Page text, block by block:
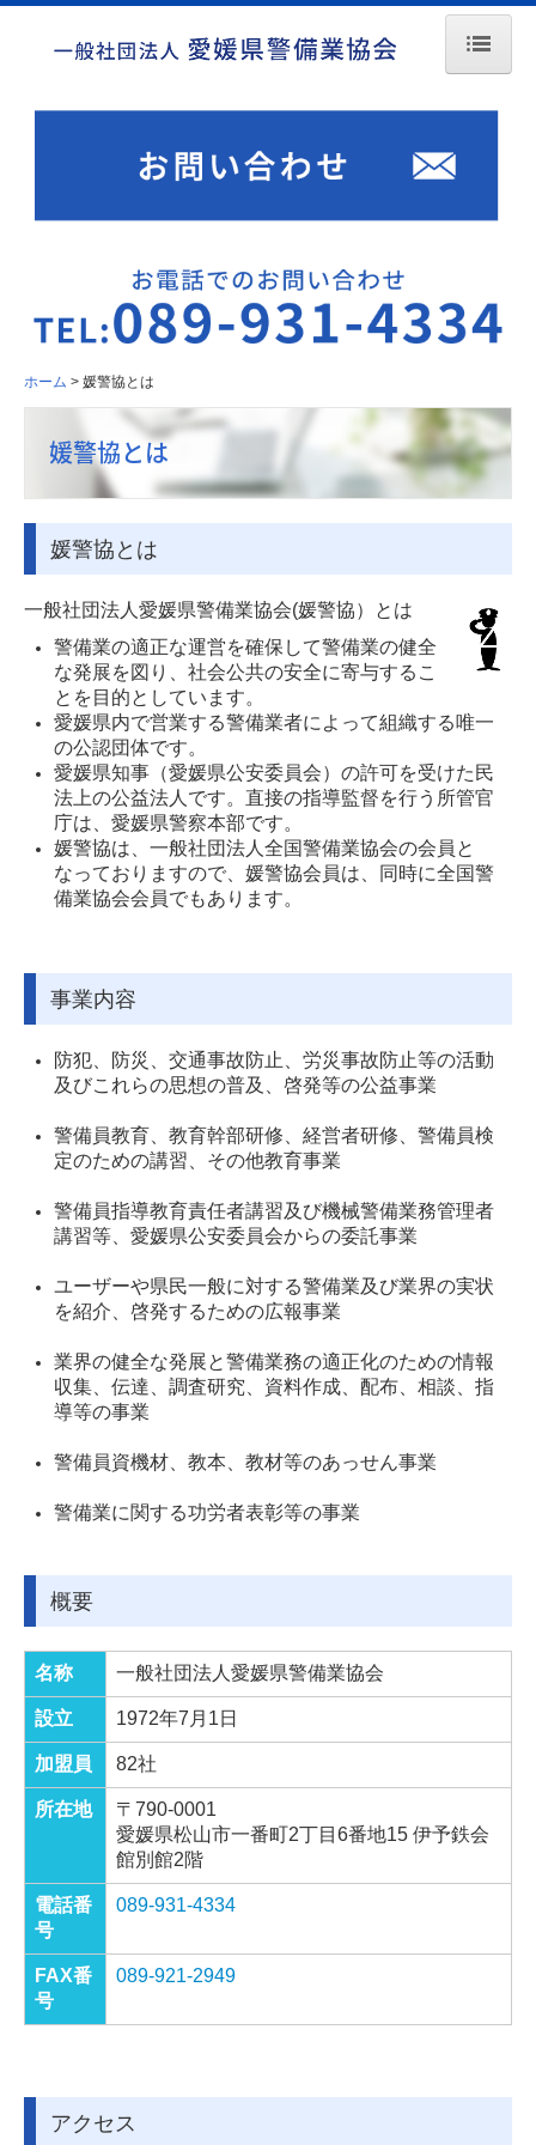
媛警協とは
情報公開
加盟員名簿
申請書
会員専用
講習関係
行事予定
斡旋
媛警協
雑踏警備
ホーム 媛警協とは
媛警協とは
媛警協とは
一般社団法人愛媛県警備業協会(媛警協）とは
警備業の適正な運営を確保して警備業の健全
な発展を図り、社会公共の安全に寄与するこ
とを目的としています。
愛媛県内で営業する警備業者によって組織する唯一
の公認団体です。
愛媛県知事（愛媛県公安委員会）の許可を受けた民
法上の公益法人です。直接の指導監督を行う所管官
庁は、愛媛県警察本部です。
媛警協は、一般社団法人全国警備業協会の会員と
なっておりますので、媛警協会員は、同時に全国警
備業協会会員でもあります。
事業内容
防犯、防災、交通事故防止、労災事故防止等の活動
及びこれらの思想の普及、啓発等の公益事業
警備員教育、教育幹部研修、経営者研修、警備員検
定のための講習、その他教育事業
警備員指導教育責任者講習及び機械警備業務管理者
講習等、愛媛県公安委員会からの委託事業
ユーザーや県民一般に対する警備業及び業界の実状
を紹介、啓発するための広報事業
業界の健全な発展と警備業務の適正化のための情報
収集、伝達、調査研究、資料作成、配布、相談、指
導等の事業
警備員資機材、教本、教材等のあっせん事業
警備業に関する功労者表彰等の事業
概要
名称 一般社団法人愛媛県警備業協会
設立 1972年7月1日
加盟員 82社
所在地
〒790-0001
愛媛県松山市一番町2丁目6番地15 伊予鉄会
館別館2階
電話番
号
089-931-4334
FAX番
号
089-921-2949
アクセス